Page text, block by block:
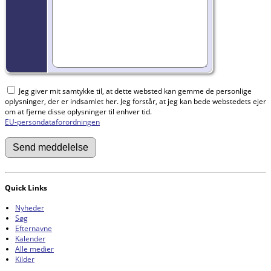
Jeg giver mit samtykke til, at dette websted kan gemme de personlige
oplysninger, der er indsamlet her. Jeg forstår, at jeg kan bede webstedets ejer
om at fjerne disse oplysninger til enhver tid.
EU-persondataforordningen
Quick Links
Nyheder
Søg
Efternavne
Kalender
Alle medier
Kilder